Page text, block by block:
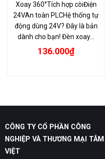
Xoay 360°Tích hợp còiĐiện
24VAn toàn PLCHệ thống tự
động dùng 24V? Đây là bản
dành cho bạn! Đèn xoay…
136.000₫
CÔNG TY CỔ PHẦN CÔNG
NGHIỆP VÀ THƯƠNG MẠI TÂM
VIỆT